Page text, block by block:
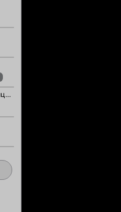
Любимая сотрудница / Любимый сотрудник